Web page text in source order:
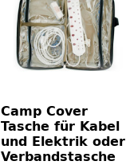
Camp Cover
Tasche für Kabel
und Elektrik oder
Verbandstasche